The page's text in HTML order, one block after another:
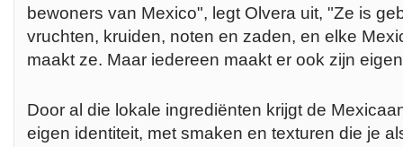
bewoners van Mexico", legt Olvera uit, "Ze is
vruchten, kruiden, noten en zaden, en elke
maakt ze. Maar iedereen maakt er ook zijn
Door al die lokale ingrediënten krijgt de
eigen identiteit, met smaken en texturen die je